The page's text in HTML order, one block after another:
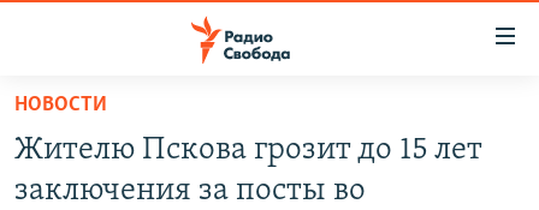
упрощенного
доступа
НОВОСТИ
Жителю Пскова грозит до 15 лет
заключения за посты во